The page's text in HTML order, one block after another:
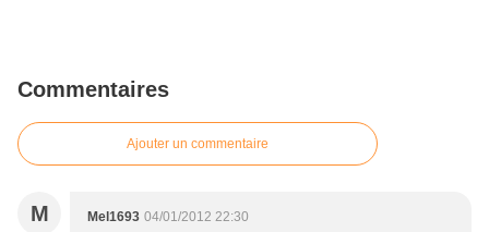
Commentaires
Ajouter un commentaire
M Mel1693 04/01/2012 22:30